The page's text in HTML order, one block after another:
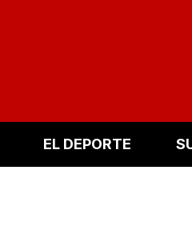
EL DEPORTE